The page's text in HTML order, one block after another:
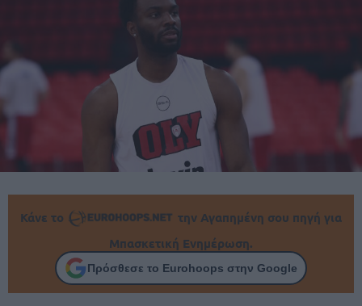
Κάνε το
την Αγαπημένη σου πηγή για
Μπασκετική Ενημέρωση.
Πρόσθεσε το Eurohoops στην Google